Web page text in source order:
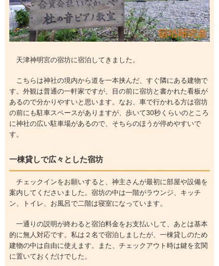
天津神明宮の宿坊に宿泊してきました。
こちらは神社の境内から道を一本挟んだ、すぐ隣にある建物で
す。外観は普通の一軒家ですが、目の前に宿坊と書かれた看板が
あるので分かりやすいと思います。なお、車で行かれる方は宿坊
の前にも駐車スペースがありますが、歩いて30秒くらいのところ
に神社の広い駐車場があるので、そちらのほうが停めやすいで
す。
一棟貸しで広々とした宿坊
チェックインをお願いすると、神主さんが最初に部屋や設備を
案内してくださいました。宿坊の中は一階がラウンジ、キッチ
ン、トイレ、お風呂で二階は寝室になっています。
一通りの説明が終わると宿泊料金をお支払いして、あとは基本
的に無人対応です。私は２名で宿泊しましたが、一棟貸しのため
建物の中は自由に使えます。また、チェックアウト時は鍵を玄関
に置いておくだけでした。